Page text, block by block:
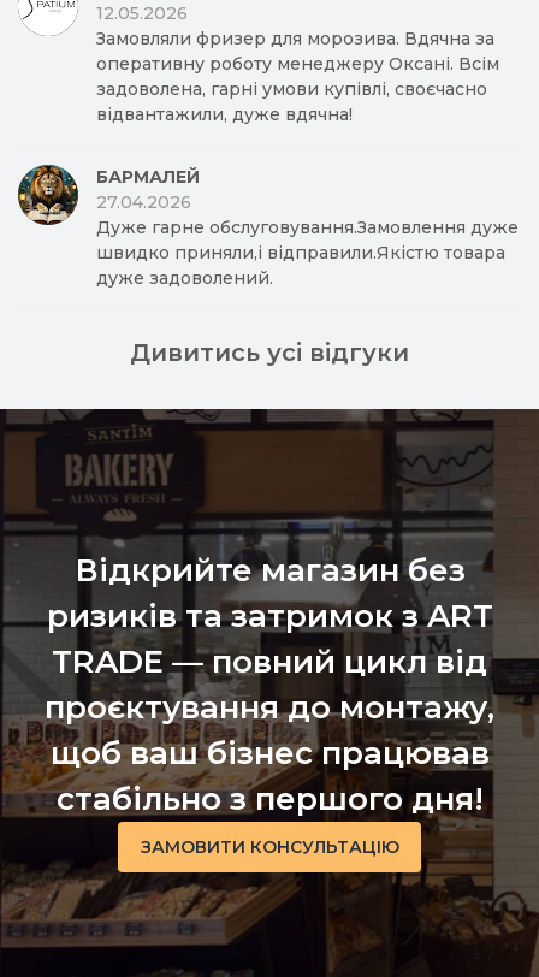
12.05.2026
Замовляли фризер для морозива. Вдячна за
оперативну роботу менеджеру Оксані. Всім
задоволена, гарні умови купівлі, своєчасно
відвантажили, дуже вдячна!
БАРМАЛЕЙ
27.04.2026
Дуже гарне обслуговування.Замовлення дуже
швидко приняли,і відправили.Якістю товара
дуже задоволений.
Дивитись усі відгуки
Відкрийте магазин без
ризиків та затримок з ART
TRADE — повний цикл від
проєктування до монтажу,
щоб ваш бізнес працював
стабільно з першого дня!
ЗАМОВИТИ КОНСУЛЬТАЦІЮ